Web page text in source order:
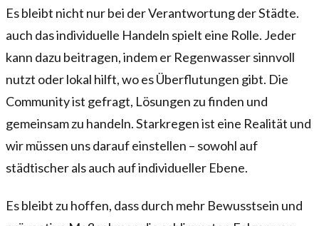
Es bleibt nicht nur bei der Verantwortung der Städte.
auch das individuelle Handeln spielt eine Rolle. Jeder
kann dazu beitragen, indem er Regenwasser sinnvoll
nutzt oder lokal hilft, wo es Überflutungen gibt. Die
Community ist gefragt, Lösungen zu finden und
gemeinsam zu handeln. Starkregen ist eine Realität und
wir müssen uns darauf einstellen – sowohl auf
städtischer als auch auf individueller Ebene.
Es bleibt zu hoffen, dass durch mehr Bewusstsein und